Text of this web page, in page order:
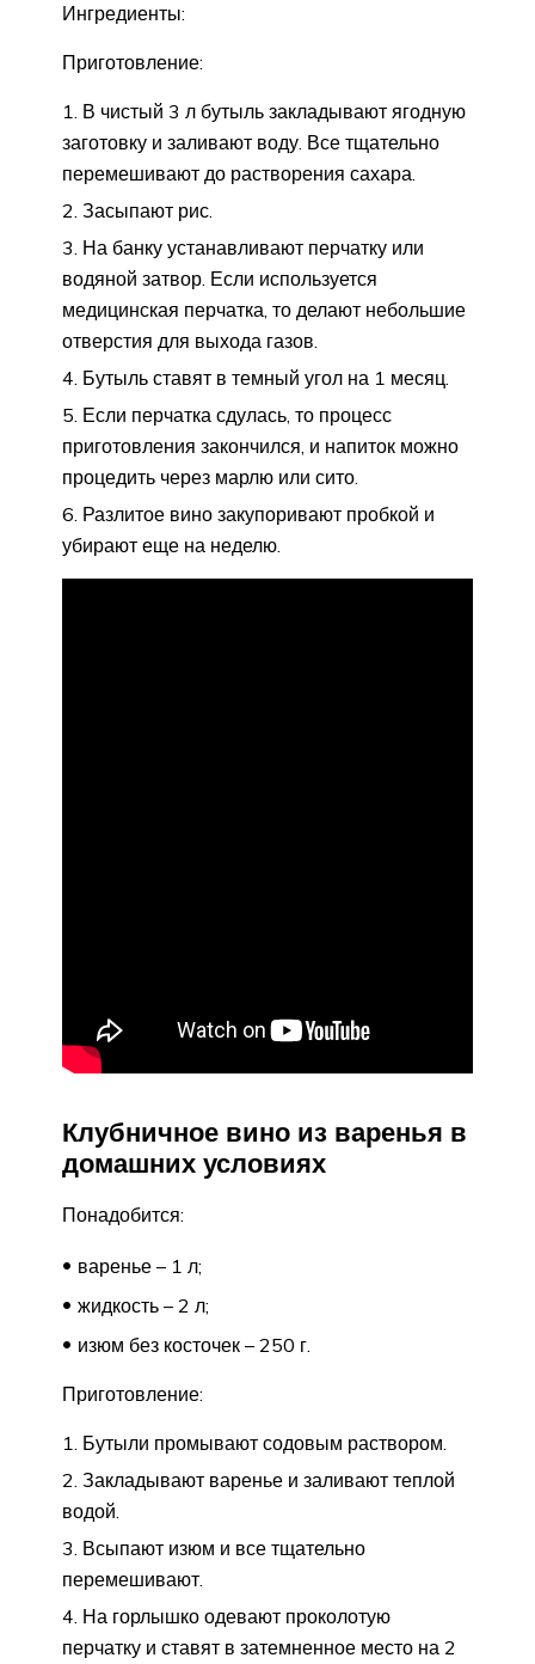
Ингредиенты:
Приготовление:
В чистый 3 л бутыль закладывают ягодную
заготовку и заливают воду. Все тщательно
перемешивают до растворения сахара.
Засыпают рис.
На банку устанавливают перчатку или
водяной затвор. Если используется
медицинская перчатка, то делают небольшие
отверстия для выхода газов.
Бутыль ставят в темный угол на 1 месяц.
Если перчатка сдулась, то процесс
приготовления закончился, и напиток можно
процедить через марлю или сито.
Разлитое вино закупоривают пробкой и
убирают еще на неделю.
Клубничное вино из варенья в
домашних условиях
Понадобится:
варенье – 1 л;
жидкость – 2 л;
изюм без косточек – 250 г.
Приготовление:
Бутыли промывают содовым раствором.
Закладывают варенье и заливают теплой
водой.
Всыпают изюм и все тщательно
перемешивают.
На горлышко одевают проколотую
перчатку и ставят в затемненное место на 2